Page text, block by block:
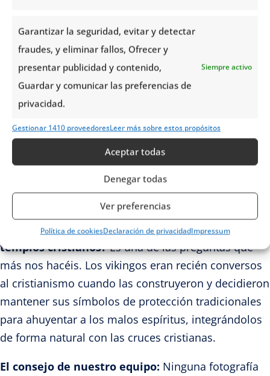
Garantizar la seguridad, evitar y detectar
fraudes, y eliminar fallos, Ofrecer y
presentar publicidad y contenido,
Guardar y comunicar las preferencias de
privacidad.
Siempre activo
Gestionar 1410 proveedoresLeer más sobre estos propósitos
Aceptar todas
Denegar todas
Ver preferencias
Política de cookiesDeclaración de privacidadImpressum
cerca lasleyendas nórdicas y la iconografía
cristiana, no dejes de entrar a la flamante iglesia de
Urnes.
¿Se puede entrar al interior de todas las iglesias
de madera en Noruega?
abiertas al público durante los meses de primavera y
verano, funcionando como museos o iglesias
parroquiales. Algunas requieren una pequeña
entrada que ayuda a su costoso mantenimiento,
algo que siempre te ayudaremos a gestionar.
¿Por qué tienen cabezas de dragón si son
templos cristianos?Es una de las preguntas que
más nos hacéis. Los vikingos eran recién conversos
al cristianismo cuando las construyeron y decidieron
mantener sus símbolos de protección tradicionales
para ahuyentar a los malos espíritus, integrándolos
de forma natural con las cruces cristianas.
El consejo de nuestro equipo: Ninguna fotografía